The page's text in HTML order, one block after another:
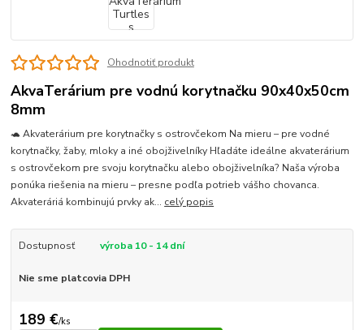
Ohodnotiť produkt
AkvaTerárium pre vodnú korytnačku 90x40x50cm
8mm
🐢 Akvaterárium pre korytnačky s ostrovčekom Na mieru – pre vodné
korytnačky, žaby, mloky a iné obojživelníky Hľadáte ideálne akvaterárium
s ostrovčekom pre svoju korytnačku alebo obojživelníka? Naša výroba
ponúka riešenia na mieru – presne podľa potrieb vášho chovanca.
Akvateráriá kombinujú prvky ak... celý popis
Dostupnosť výroba 10 - 14 dní
Nie sme platcovia DPH
189 €/ks